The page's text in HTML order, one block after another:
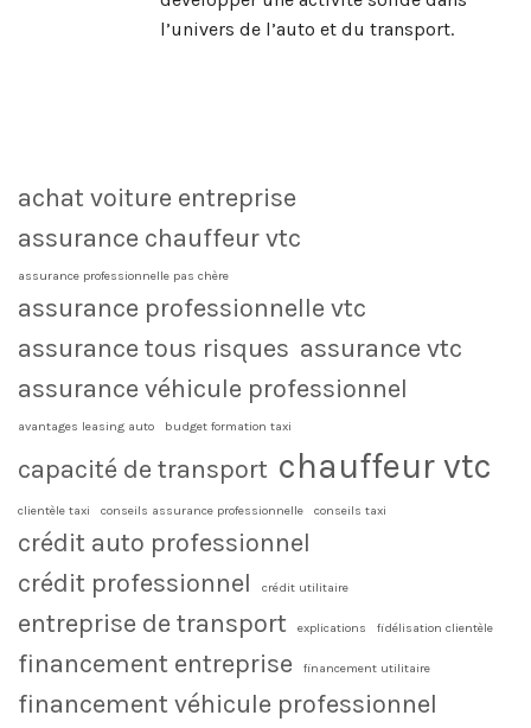
l’univers de l’auto et du transport.
achat voiture entreprise
assurance chauffeur vtc
assurance professionnelle pas chère
assurance professionnelle vtc
assurance tous risques assurance vtc
assurance véhicule professionnel
avantages leasing auto budget formation taxi
capacité de transport chauffeur vtc
clientèle taxi conseils assurance professionnelle conseils taxi
crédit auto professionnel
crédit professionnel
crédit utilitaire
entreprise de transport explications fidélisation clientèle
financement entreprise financement utilitaire
financement véhicule professionnel